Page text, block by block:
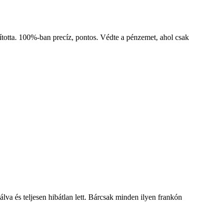
100%-ban precíz, pontos. Védte a pénzemet, ahol csak
és teljesen hibátlan lett. Bárcsak minden ilyen frankón